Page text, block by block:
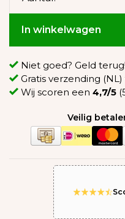
In winkelwagen
Niet goed? Geld terug!
Gratis verzending (NL)
Wij scoren een 4,7/5
Veilig